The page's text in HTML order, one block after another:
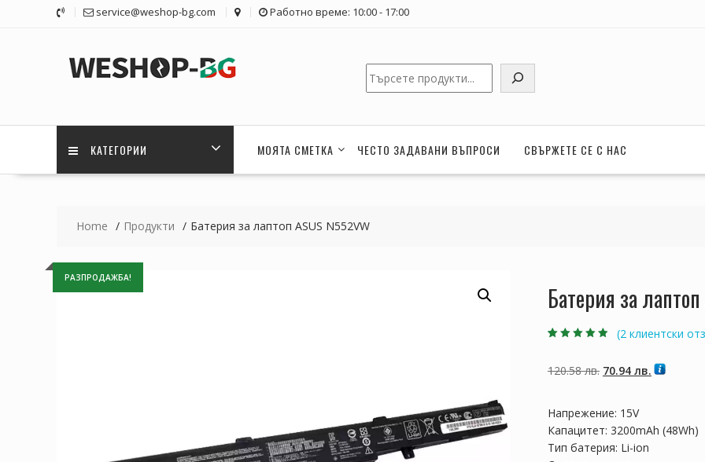
service@weshop-bg.com Работно време: 10:00 - 17:00
Търсене
КАТЕГОРИИ МОЯТА СМЕТКА ЧЕСТО ЗАДАВАНИ ВЪПРОСИ СВЪРЖЕТЕ СЕ С НАС
Home Продукти Батерия за лаптоп ASUS N552VW
РАЗПРОДАЖБА!
Батерия за
базирано на
потребителски
(2 клиентски
120.58лв. Original
120.58 лв..
70.94 лв. Текущата
Напрежение: 15V
Капацитет: 3200mAh (48Wh)
Тип батерия: Li-ion